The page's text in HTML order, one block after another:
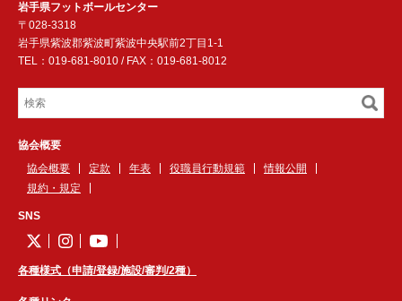
岩手県フットボールセンター
〒028-3318
岩手県紫波郡紫波町紫波中央駅前2丁目1-1
TEL：019-681-8010 / FAX：019-681-8012
協会概要
協会概要
定款 年表 役職員行動規範
情報公開
規約・規定
SNS
各種様式（申請/登録/施設/審判/2種）